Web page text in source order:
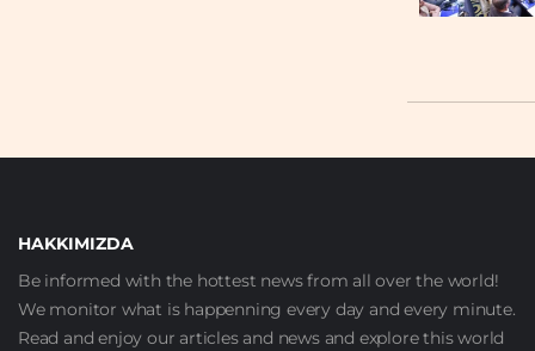
HAKKIMIZDA
Be informed with the hottest news from all over the world!
We monitor what is happenning every day and every minute.
Read and enjoy our articles and news and explore this world